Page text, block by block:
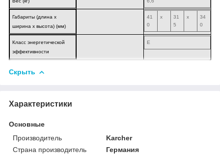
Габариты (длина х
ширина х высота) (мм)
41
0
x
31
5
x
34
0
Класс энергетической
эффективности
E
Скрыть
Характеристики
Основные
Производитель
Karcher
Страна производитель
Германия